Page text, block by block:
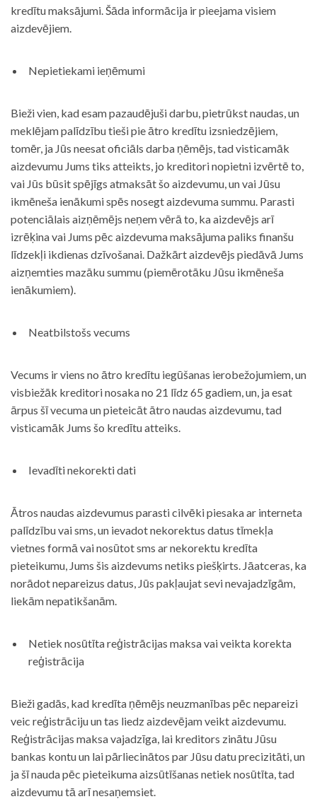
kredītu maksājumi. Šāda informācija ir pieejama visiem
aizdevējiem.
Nepietiekami ieņēmumi
Bieži vien, kad esam pazaudējuši darbu, pietrūkst naudas, un
meklējam palīdzību tieši pie ātro kredītu izsniedzējiem,
tomēr, ja Jūs neesat oficiāls darba ņēmējs, tad visticamāk
aizdevumu Jums tiks atteikts, jo kreditori nopietni izvērtē to,
vai Jūs būsit spējīgs atmaksāt šo aizdevumu, un vai Jūsu
ikmēneša ienākumi spēs nosegt aizdevuma summu. Parasti
potenciālais aizņēmējs neņem vērā to, ka aizdevējs arī
izrēķina vai Jums pēc aizdevuma maksājuma paliks finanšu
līdzekļi ikdienas dzīvošanai. Dažkārt aizdevējs piedāvā Jums
aizņemties mazāku summu (piemērotāku Jūsu ikmēneša
ienākumiem).
Neatbilstošs vecums
Vecums ir viens no ātro kredītu iegūšanas ierobežojumiem, un
visbiežāk kreditori nosaka no 21 līdz 65 gadiem, un, ja esat
ārpus šī vecuma un pieteicāt ātro naudas aizdevumu, tad
visticamāk Jums šo kredītu atteiks.
Ievadīti nekorekti dati
Ātros naudas aizdevumus parasti cilvēki piesaka ar interneta
palīdzību vai sms, un ievadot nekorektus datus tīmekļa
vietnes formā vai nosūtot sms ar nekorektu kredīta
pieteikumu, Jums šis aizdevums netiks piešķirts. Jāatceras, ka
norādot nepareizus datus, Jūs pakļaujat sevi nevajadzīgām,
liekām nepatikšanām.
Netiek nosūtīta reģistrācijas maksa vai veikta korekta
reģistrācija
Bieži gadās, kad kredīta ņēmējs neuzmanības pēc nepareizi
veic reģistrāciju un tas liedz aizdevējam veikt aizdevumu.
Reģistrācijas maksa vajadzīga, lai kreditors zinātu Jūsu
bankas kontu un lai pārliecinātos par Jūsu datu precizitāti, un
ja šī nauda pēc pieteikuma aizsūtīšanas netiek nosūtīta, tad
aizdevumu tā arī nesaņemsiet.